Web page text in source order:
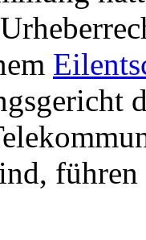
führen